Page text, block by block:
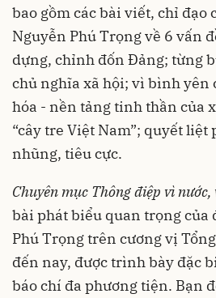
bao gồm các bài viết, chỉ đạo
Nguyễn Phú Trọng về 6 vấn
dựng, chỉnh đốn Đảng; từng
chủ nghĩa xã hội; vì bình yên
hóa - nền tảng tinh thần của
“cây tre Việt Nam”; quyết
nhũng, tiêu cực.
Chuyên mục Thông điệp vì
bài phát biểu quan trọng của
Phú Trọng trên cương vị
đến nay, được trình bày đặc
báo chí đa phương tiện. Bạn